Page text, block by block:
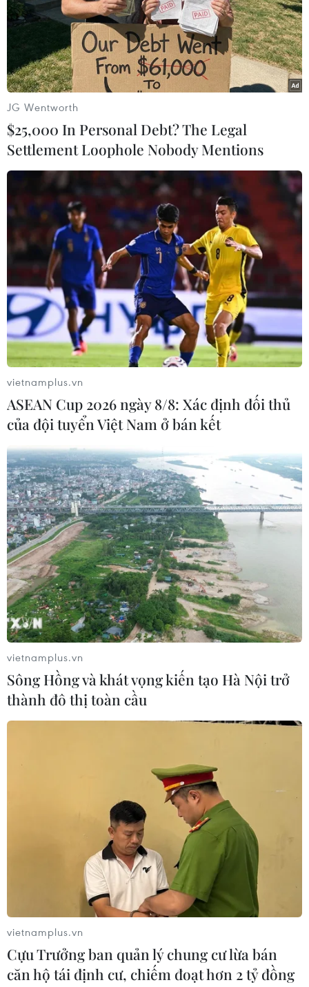
Hàn Quốc mong muốn xây dựng mối
quan hệ liên Triều bền vững
Bộ trưởng Thống Nhất Hàn Quốc Cho Myoung-gyon
đưa ra tuyên bố trên trong bối cảnh hai nước đang
chuẩn bị cho cuộc gặp thượng đỉnh hai miền Triều Tiên
vào cuối tháng này.
Ngoại trưởng Nhật Bản tới Hàn Quốc để
bàn về chính sách Triều Tiên
10/04/2018 04:08
Ngoại trưởng Nhật Bản Taro Kono ngày 10/4 cho biết sẽ
tới Hàn Quốc chiều cùng ngày để thảo luận về chính
sách Triều Tiên với người đồng cấp nước chủ nhà Kang
Kyung-wha.
Ngoại trưởng Nhật Bản, Hàn Quốc hội
đàm về vấn đề bắt cóc công dân
11/04/2018 03:28
Ngoại trưởng Nhật Bản Taro Kono và người đồng cấp
Hàn Quốc Kang Kyung-wha thảo luận về việc đưa vấn
đề Triều Tiên bắt cóc công dân Nhật Bản vào cuộc gặp
JG Wentworth
$25,000 In Personal Debt? The Legal
Settlement Loophole Nobody Mentions
vietnamplus.vn
ASEAN Cup 2026 ngày 8/8: Xác định đối thủ
của đội tuyển Việt Nam ở bán kết
vietnamplus.vn
Sông Hồng và khát vọng kiến tạo Hà Nội trở
thành đô thị toàn cầu
vietnamplus.vn
Cựu Trưởng ban quản lý chung cư lừa bán
căn hộ tái định cư, chiếm đoạt hơn 2 tỷ đồng